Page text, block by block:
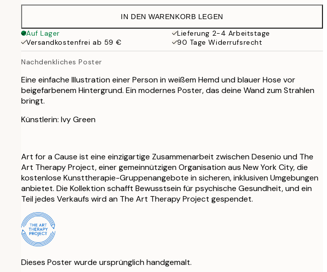
38 €
IN DEN WARENKORB LEGEN
Auf Lager
Lieferung 2-4 Arbeitstage
Versandkostenfrei ab 59 €
90 Tage Widerrufsrecht
Nachdenkliches Poster
Eine einfache Illustration einer Person in weißem Hemd und blauer Hose vor
beigefarbenem Hintergrund. Ein modernes Poster, das deine Wand zum Strahlen
bringt.
Künstlerin: Ivy Green
Art for a Cause ist eine einzigartige Zusammenarbeit zwischen Desenio und The
Art Therapy Project, einer gemeinnützigen Organisation aus New York City, die
kostenlose Kunsttherapie-Gruppenangebote in sicheren, inklusiven Umgebungen
anbietet. Die Kollektion schafft Bewusstsein für psychische Gesundheit, und ein
Teil jedes Verkaufs wird an The Art Therapy Project gespendet.
Dieses Poster wurde ursprünglich handgemalt.